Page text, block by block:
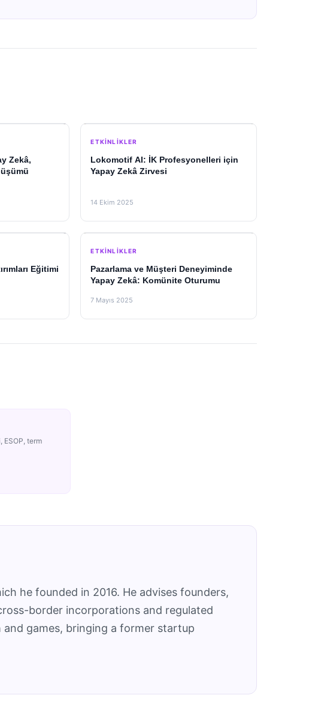
Zekâ,
ETKINLIKLER
Lokomotif AI: İK Profesyonelleri için
Yapay Zekâ Zirvesi
14 Ekim 2025
Eğitimi
ETKINLIKLER
Pazarlama ve Müşteri Deneyiminde
Yapay Zekâ: Komünite Oturumu
7 Mayıs 2025
ESOP, term
he founded in 2016. He advises founders,
border incorporations and regulated
games, bringing a former startup